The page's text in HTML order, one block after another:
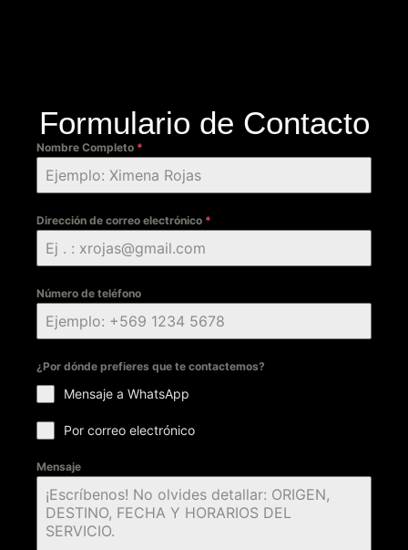
Formulario de Contacto
Nombre Completo *
Dirección de correo electrónico *
Número de teléfono
¿Por dónde prefieres que te contactemos?
Mensaje a WhatsApp
Por correo electrónico
Mensaje